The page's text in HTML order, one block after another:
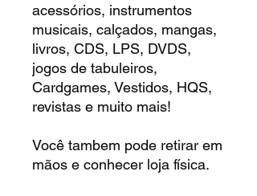
acessórios, instrumentos
musicais, calçados, mangas,
livros, CDS, LPS, DVDS,
jogos de tabuleiros,
Cardgames, Vestidos, HQS,
revistas e muito mais!
Você tambem pode retirar em
mãos e conhecer loja física.